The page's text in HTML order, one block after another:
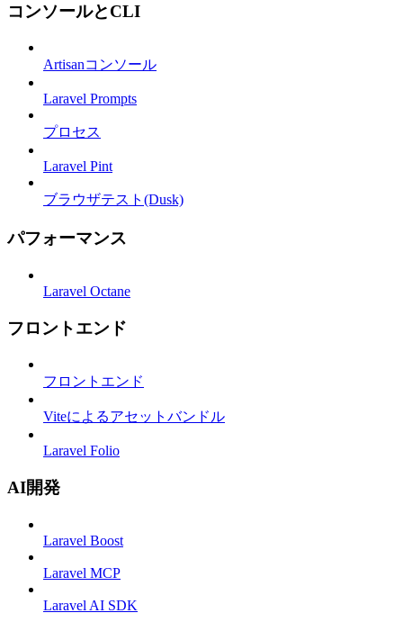
コンソールとCLI
Artisanコンソール
Laravel Prompts
プロセス
Laravel Pint
ブラウザテスト(Dusk)
パフォーマンス
Laravel Octane
フロントエンド
フロントエンド
Viteによるアセットバンドル
Laravel Folio
AI開発
Laravel Boost
Laravel MCP
Laravel AI SDK